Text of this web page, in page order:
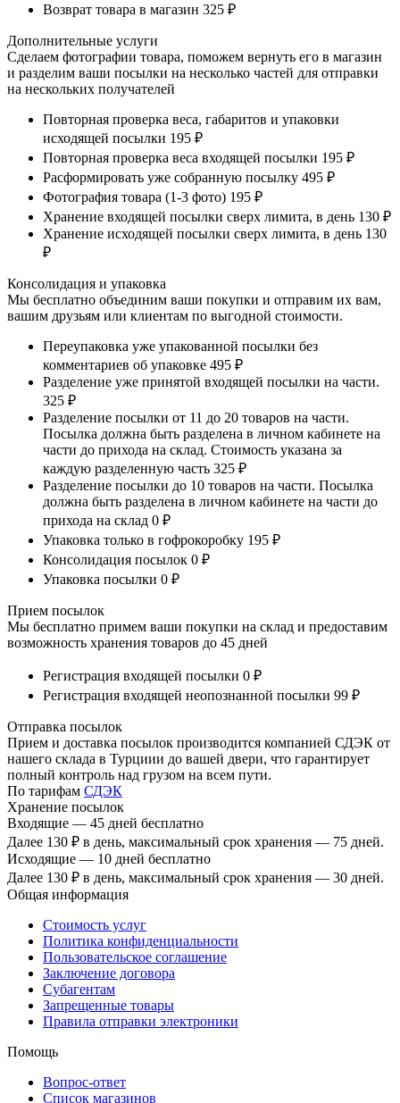
Возврат товара в магазин 325 ₽
Дополнительные услуги
Сделаем фотографии товара, поможем вернуть его в магазин
и разделим ваши посылки на несколько частей для отправки
на нескольких получателей
Повторная проверка веса, габаритов и упаковки
исходящей посылки 195 ₽
Повторная проверка веса входящей посылки 195 ₽
Расформировать уже собранную посылку 495 ₽
Фотография товара (1-3 фото) 195 ₽
Хранение входящей посылки сверх лимита, в день 130 ₽
Хранение исходящей посылки сверх лимита, в день 130
₽
Консолидация и упаковка
Мы бесплатно объединим ваши покупки и отправим их вам,
вашим друзьям или клиентам по выгодной стоимости.
Переупаковка уже упакованной посылки без
комментариев об упаковке 495 ₽
Разделение уже принятой входящей посылки на части.
325 ₽
Разделение посылки от 11 до 20 товаров на части.
Посылка должна быть разделена в личном кабинете на
части до прихода на склад. Стоимость указана за
каждую разделенную часть 325 ₽
Разделение посылки до 10 товаров на части. Посылка
должна быть разделена в личном кабинете на части до
прихода на склад 0 ₽
Упаковка только в гофрокоробку 195 ₽
Консолидация посылок 0 ₽
Упаковка посылки 0 ₽
Прием посылок
Мы бесплатно примем ваши покупки на склад и предоставим
возможность хранения товаров до 45 дней
Регистрация входящей посылки 0 ₽
Регистрация входящей неопознанной посылки 99 ₽
Отправка посылок
Прием и доставка посылок производится компанией СДЭК от
нашего склада в Турциии до вашей двери, что гарантирует
полный контроль над грузом на всем пути.
По тарифам СДЭК
Хранение посылок
Входящие — 45 дней бесплатно
Далее 130 ₽ в день, максимальный срок хранения — 75 дней.
Исходящие — 10 дней бесплатно
Далее 130 ₽ в день, максимальный срок хранения — 30 дней.
Общая информация
Стоимость услуг
Политика конфиденциальности
Пользовательское соглашение
Заключение договора
Субагентам
Запрещенные товары
Правила отправки электроники
Помощь
Вопрос-ответ
Список магазинов